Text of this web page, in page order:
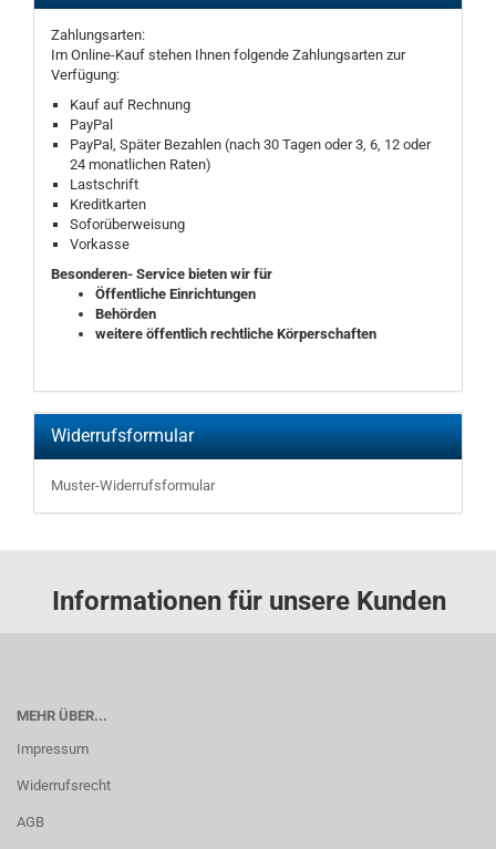
Zahlungsarten:
Im Online-Kauf stehen Ihnen folgende Zahlungsarten zur
Verfügung:
Kauf auf Rechnung
PayPal
PayPal, Später Bezahlen (nach 30 Tagen oder 3, 6, 12 oder
24 monatlichen Raten)
Lastschrift
Kreditkarten
Soforüberweisung
Vorkasse
Besonderen- Service bieten wir für
Öffentliche Einrichtungen
Behörden
weitere öffentlich rechtliche Körperschaften
Widerrufsformular
Muster-Widerrufsformular
Informationen für unsere Kunden
MEHR ÜBER...
Impressum
Widerrufsrecht
AGB